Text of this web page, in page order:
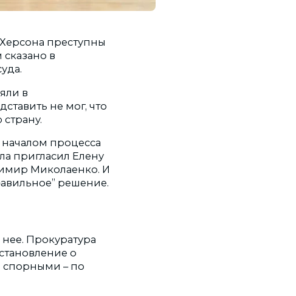
преступны
в
в
не мог, что
процесса
пригласил Елену
Миколаенко. И
решение.
Прокуратура
о
спорными – по